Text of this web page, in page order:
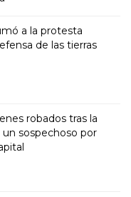
a la protesta
de las tierras
robados tras la
sospechoso por